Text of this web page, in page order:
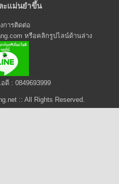
ะแม่นยำขึ้น
การติดต่อ
หรือคลิกรูปไลน์ด้านล่าง
ดี : 0849693999
:: All Rights Reserved.